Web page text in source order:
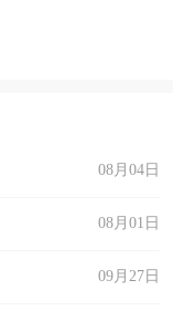
08月04日
08月01日
09月27日